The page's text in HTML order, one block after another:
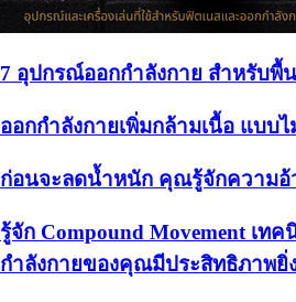
7 อุปกรณ์ออกกำลังกาย สำหรับพื้
ออกกำลังกายเพิ่มกล้ามเนื้อ แบบ
ก่อนจะลดน้ำหนัก คุณรู้จักความอ้
รู้จัก Compound Movement เท
กำลังกายของคุณมีประสิทธิภาพยิ่